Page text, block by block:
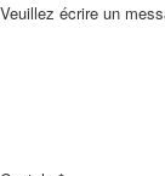
Veuillez écrire un